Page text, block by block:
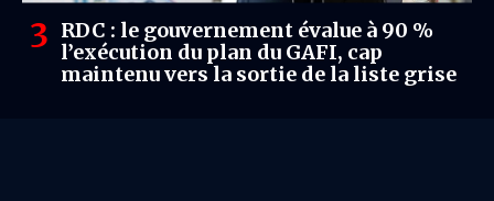
RDC : le gouvernement évalue à 90 %
l’exécution du plan du GAFI, cap
maintenu vers la sortie de la liste grise